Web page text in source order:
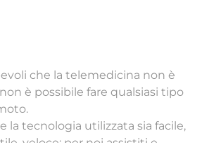
che la telemedicina non è
è possibile fare qualsiasi tipo
la tecnologia utilizzata sia facile,